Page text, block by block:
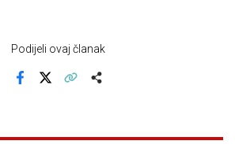
Podijeli ovaj članak